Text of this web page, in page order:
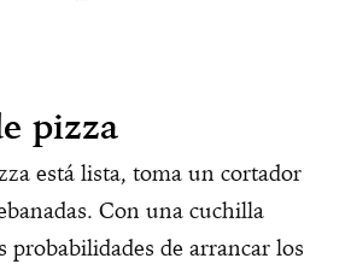
pizza
está lista, toma un cortador
Con una cuchilla
probabilidades de arrancar los